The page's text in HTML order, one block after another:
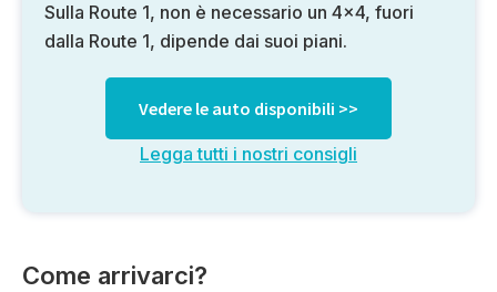
Sulla Route 1, non è necessario un 4×4, fuori
dalla Route 1, dipende dai suoi piani.
Vedere le auto disponibili >>
Legga tutti i nostri consigli
Come arrivarci?